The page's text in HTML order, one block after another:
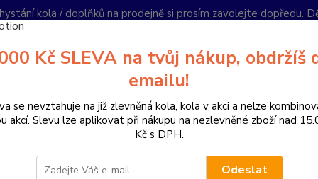
kola / doplňků na prodejně si prosím zavolejte dopředu.
Hledat
PO-
Kč SLEVA na tvůj nákup, obdržíš
emailu!
se nevztahuje na již zlevněná kola, kola v akci a nelze
akcí. Slevu lze aplikovat při nákupu na nezlevněné zboží nad
Kč s DPH.
Odeslat